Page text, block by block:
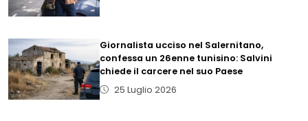
Giornalista ucciso nel Salernitano,
confessa un 26enne tunisino: Salvini
chiede il carcere nel suo Paese
25 Luglio 2026